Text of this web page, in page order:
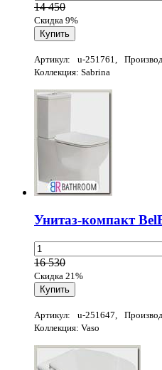
14 450
Скидка 9%
Артикул: u-251761,
Коллекция: Sabrina
Унитаз-компакт
16 530
Скидка 21%
Артикул: u-251647,
Коллекция: Vaso